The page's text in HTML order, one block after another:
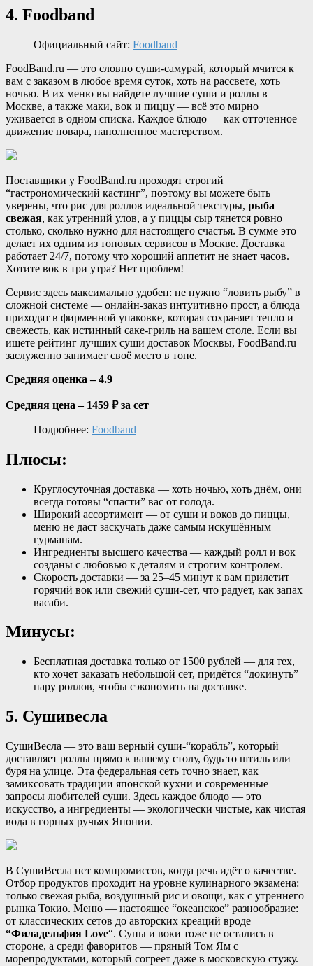
4. Foodband
Официальный сайт: Foodband
FoodBand.ru — это словно суши-самурай, который мчится к
вам с заказом в любое время суток, хоть на рассвете, хоть
ночью. В их меню вы найдете лучшие суши и роллы в
Москве, а также маки, вок и пиццу — всё это мирно
уживается в одном списка. Каждое блюдо — как отточенное
движение повара, наполненное мастерством.
Поставщики у FoodBand.ru проходят строгий
“гастрономический кастинг”, поэтому вы можете быть
уверены, что рис для роллов идеальной текстуры, рыба
свежая, как утренний улов, а у пиццы сыр тянется ровно
столько, сколько нужно для настоящего счастья. В сумме это
делает их одним из топовых сервисов в Москве. Доставка
работает 24/7, потому что хороший аппетит не знает часов.
Хотите вок в три утра? Нет проблем!
Сервис здесь максимально удобен: не нужно “ловить рыбу” в
сложной системе — онлайн-заказ интуитивно прост, а блюда
приходят в фирменной упаковке, которая сохраняет тепло и
свежесть, как истинный саке-гриль на вашем столе. Если вы
ищете рейтинг лучших суши доставок Москвы, FoodBand.ru
заслуженно занимает своё место в топе.
Средняя оценка – 4.9
Средняя цена – 1459 ₽ за сет
Подробнее: Foodband
Плюсы:
Круглосуточная доставка — хоть ночью, хоть днём, они
всегда готовы “спасти” вас от голода.
Широкий ассортимент — от суши и воков до пиццы,
меню не даст заскучать даже самым искушённым
гурманам.
Ингредиенты высшего качества — каждый ролл и вок
созданы с любовью к деталям и строгим контролем.
Скорость доставки — за 25–45 минут к вам прилетит
горячий вок или свежий суши-сет, что радует, как запах
васаби.
Минусы:
Бесплатная доставка только от 1500 рублей — для тех,
кто хочет заказать небольшой сет, придётся “докинуть”
пару роллов, чтобы сэкономить на доставке.
5. Сушивесла
СушиВесла — это ваш верный суши-“корабль”, который
доставляет роллы прямо к вашему столу, будь то штиль или
буря на улице. Эта федеральная сеть точно знает, как
замиксовать традиции японской кухни и современные
запросы любителей суши. Здесь каждое блюдо — это
искусство, а ингредиенты — экологически чистые, как чистая
вода в горных ручьях Японии.
В СушиВесла нет компромиссов, когда речь идёт о качестве.
Отбор продуктов проходит на уровне кулинарного экзамена:
только свежая рыба, воздушный рис и овощи, как с утреннего
рынка Токио. Меню — настоящее “океанское” разнообразие:
от классических сетов до авторских креаций вроде
“Филадельфия Love“. Супы и воки тоже не остались в
стороне, а среди фаворитов — пряный Том Ям с
морепродуктами, который согреет даже в московскую стужу.